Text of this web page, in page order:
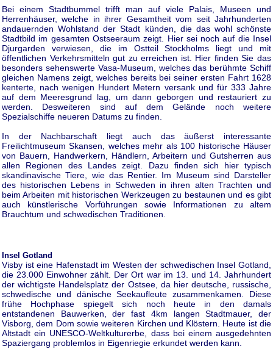
Bei einem Stadtbummel trifft man auf viele Palais, Museen und
Herrenhäuser, welche in ihrer Gesamtheit vom seit Jahrhunderten
andauernden Wohlstand der Stadt künden, die das wohl schönste
Stadtbild im gesamten Ostseeraum zeigt. Hier sei noch auf die Insel
Djurgarden verwiesen, die im Ostteil Stockholms liegt und mit
öffentlichen Verkehrsmitteln gut zu erreichen ist. Hier finden Sie das
besonders sehenswerte Vasa-Museum, welches das berühmte Schiff
gleichen Namens zeigt, welches bereits bei seiner ersten Fahrt 1628
kenterte, nach wenigen Hundert Metern versank und für 333 Jahre
auf dem Meeresgrund lag, um dann geborgen und restauriert zu
werden. Desweiteren sind auf dem Gelände noch weitere
Spezialschiffe neueren Datums zu finden.
In der Nachbarschaft liegt auch das äußerst interessante
Freilichtmuseum Skansen, welches mehr als 100 historische Häuser
von Bauern, Handwerkern, Händlern, Arbeitern und Gutsherren aus
allen Regionen des Landes zeigt. Dazu finden sich hier typisch
skandinavische Tiere, wie das Rentier. Im Museum sind Darsteller
des historischen Lebens in Schweden in ihren alten Trachten und
beim Arbeiten mit historischen Werkzeugen zu bestaunen und es gibt
auch künstlerische Vorführungen sowie Informationen zu altem
Brauchtum und schwedischen Traditionen.
Insel Gotland
Visby ist eine Hafenstadt im Westen der schwedischen Insel Gotland,
die 23.000 Einwohner zählt. Der Ort war im 13. und 14. Jahrhundert
der wichtigste Handelsplatz der Ostsee, da hier deutsche, russische,
schwedische und dänische Seekaufleute zusammenkamen. Diese
frühe Hochphase spiegelt sich noch heute in den damals
entstandenen Bauwerken, der fast 4km langen Stadtmauer, der
Visborg, dem Dom sowie weiteren Kirchen und Klöstern. Heute ist die
Altstadt ein UNESCO-Weltkulturerbe, dass bei einem ausgedehnten
Spaziergang problemlos in Eigenriegie erkundet werden kann.